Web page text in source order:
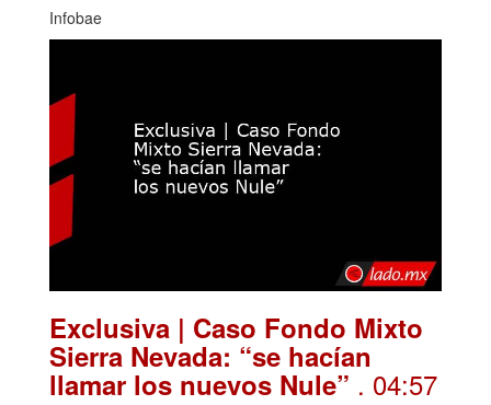
Infobae
Exclusiva | Caso Fondo Mixto
Sierra Nevada: “se hacían
llamar los nuevos Nule” . 04:57